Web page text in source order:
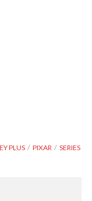
PLUS PIXAR
SERIES